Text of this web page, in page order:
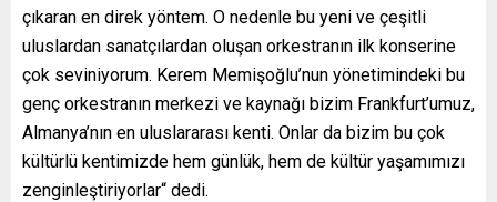
çıkaran en direk yöntem. O nedenle bu yeni ve çeşitli
uluslardan sanatçılardan oluşan orkestranın ilk konserine
çok seviniyorum. Kerem Memişoğlu’nun yönetimindeki bu
genç orkestranın merkezi ve kaynağı bizim Frankfurt’umuz,
Almanya’nın en uluslararası kenti. Onlar da bizim bu çok
kültürlü kentimizde hem günlük, hem de kültür yaşamımızı
zenginleştiriyorlar“ dedi.